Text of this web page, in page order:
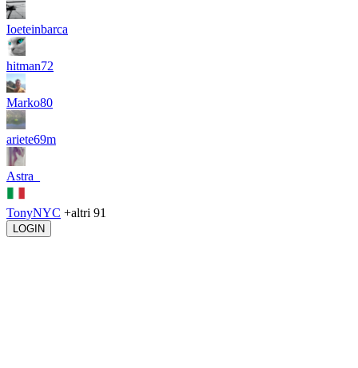
Ioeteinbarca
hitman72
Marko80
ariete69m
Astra_
TonyNYC +altri 91
LOGIN